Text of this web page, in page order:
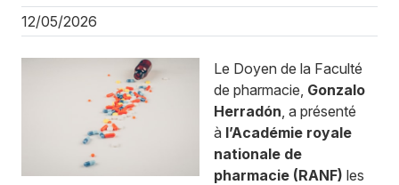
12/05/2026
Le Doyen de la Faculté
de pharmacie, Gonzalo
Herradón , a présenté
à l’Académie royale
nationale de
pharmacie (RANF) les